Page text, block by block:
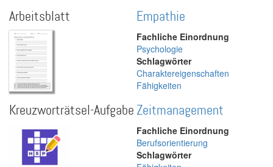
Arbeitsblatt Empathie
Fachliche Einordnung
Psychologie
Schlagwörter
Charaktereigenschaften
Fähigkeiten
Kreuzworträtsel-Aufgabe Zeitmanagement
Fachliche Einordnung
Berufsorientierung
Schlagwörter